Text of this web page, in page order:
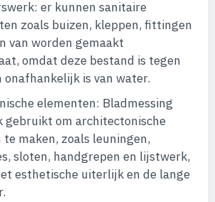
er kunnen sanitaire
zoals buizen, kleppen, fittingen
van worden gemaakt
omdat deze bestand is tegen
onafhankelijk is van water.
elementen: Bladmessing
gebruikt om architectonische
maken, zoals leuningen,
sloten, handgrepen en lijstwerk,
esthetische uiterlijk en de lange